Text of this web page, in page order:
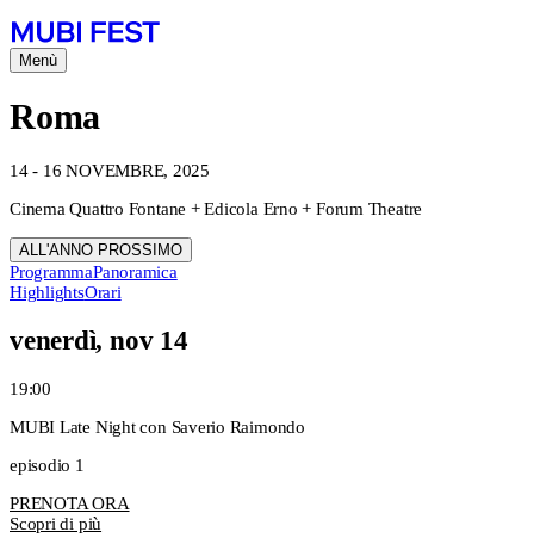
Menù
Roma
14 - 16 NOVEMBRE, 2025
Cinema Quattro Fontane + Edicola Erno + Forum Theatre
ALL'ANNO PROSSIMO
ProgrammaPanoramica
HighlightsOrari
venerdì, nov 14
19:00
MUBI Late Night con Saverio Raimondo
episodio 1
PRENOTA ORA
Scopri di più